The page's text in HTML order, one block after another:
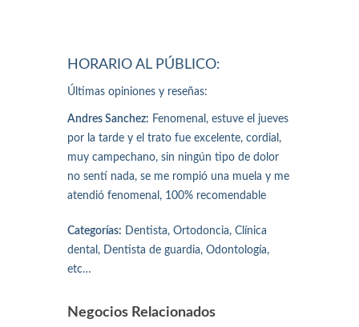
HORARIO AL PÚBLICO:
Últimas opiniones y reseñas:
Andres Sanchez: Fenomenal, estuve el jueves
por la tarde y el trato fue excelente, cordial,
muy campechano, sin ningún tipo de dolor
no sentí nada, se me rompió una muela y me
atendió fenomenal, 100% recomendable
Categorías: Dentista, Ortodoncia, Clínica
dental, Dentista de guardia, Odontología,
etc…
Negocios Relacionados